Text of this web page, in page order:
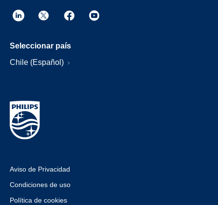
Seleccionar país
Chile (Español)
Aviso de Privacidad
Condiciones de uso
Política de cookies